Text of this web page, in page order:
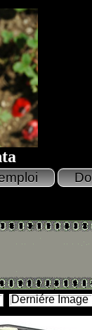
Derniére Image